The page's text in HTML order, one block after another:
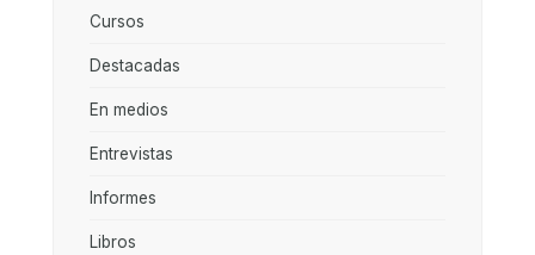
Cursos
Destacadas
En medios
Entrevistas
Informes
Libros